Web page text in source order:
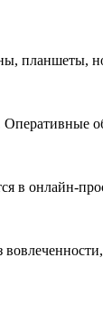
планшеты,
Оперативные
в